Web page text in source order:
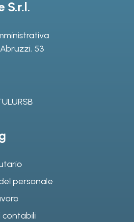
S.r.l.
53
personale
contabili